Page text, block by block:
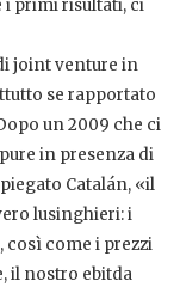
i primi risultati, ci
joint venture in
se rapportato
un 2009 che ci
in presenza di
Catalán, «il
lusinghieri: i
così come i prezzi
il nostro ebitda